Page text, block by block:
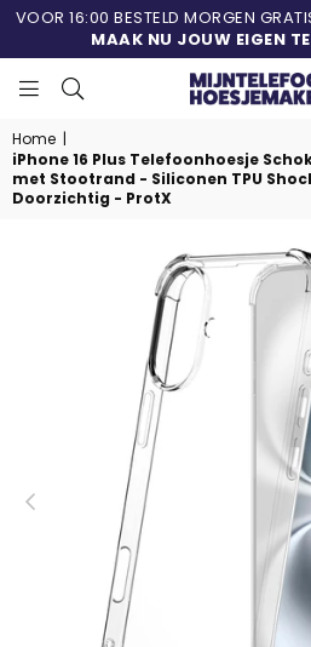
VOOR 16:00 BESTELD MORGEN
MAAK NU JOUW EIGEN
Home |
iPhone 16 Plus Telefoonhoesje
met Stootrand - Siliconen TPU
Doorzichtig - ProtX